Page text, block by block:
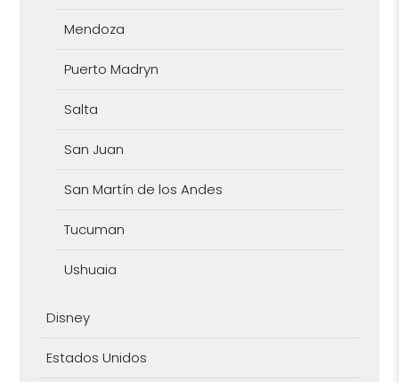
Mendoza
Puerto Madryn
Salta
San Juan
San Martín de los Andes
Tucuman
Ushuaia
Disney
Estados Unidos